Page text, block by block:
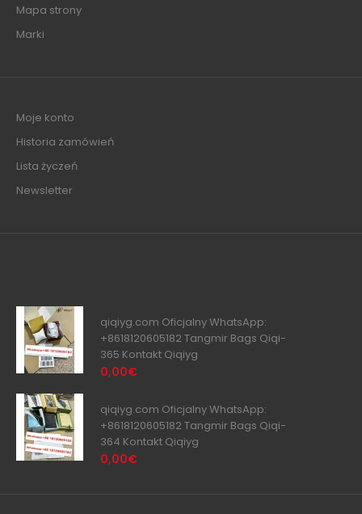
Mapa strony
Marki
Moje konto
Historia zamówień
Lista życzeń
Newsletter
qiqiyg.com Oficjalny WhatsApp:
+8618120605182 Tangmir Bags Qiqi-
365 Kontakt Qiqiyg
0,00€
qiqiyg.com Oficjalny WhatsApp:
+8618120605182 Tangmir Bags Qiqi-
364 Kontakt Qiqiyg
0,00€